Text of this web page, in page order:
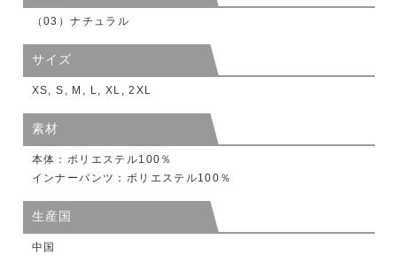
（03）ナチュラル
サイズ
XS, S, M, L, XL, 2XL
素材
本体：ポリエステル100％
インナーパンツ：ポリエステル100％
生産国
中国